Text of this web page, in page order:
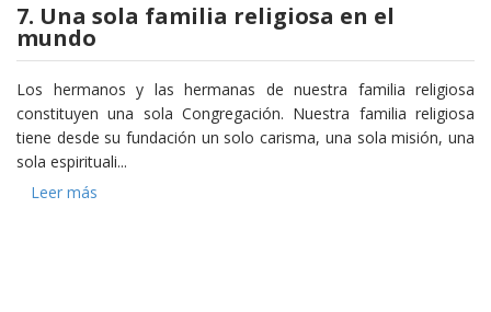
7. Una sola familia religiosa en el
mundo
Los hermanos y las hermanas de nuestra familia religiosa
constituyen una sola Congregación. Nuestra familia religiosa
tiene desde su fundación un solo carisma, una sola misión, una
sola espirituali...
Leer más